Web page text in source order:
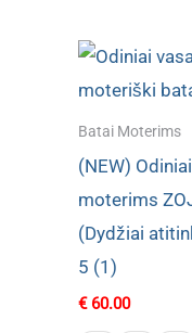
Batai Moterims
(NEW)
moterims
(Dydžiai
5 (1)
€60.00